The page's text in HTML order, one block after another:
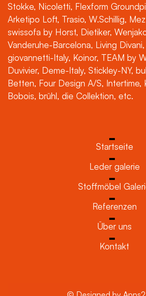
Stokke, Nicoletti, Flexform
Arketipo Loft, Trasio, W.Schillig,
swissofa by Horst, Dietiker,
Vanderuhe-Barcelona, Living
giovannetti-Italy, Koinor, TEAM by
Duvivier, Deme-Italy, Stickley-NY,
Betten, Four Design A/S, Intertime,
Bobois, brühl, die Collektion, etc.
Startseite
Leder galerie
Stoffmöbel
Referenzen
Über uns
Kontakt